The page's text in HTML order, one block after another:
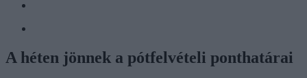
A héten jönnek a pótfelvételi ponthatárai